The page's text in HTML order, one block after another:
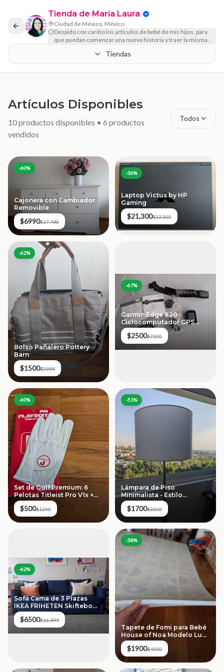
Tienda de María Laura
Ciudad de México, México
Despido con cariño los artículos de bebé de mis hijos, para
que puedan comenzar una nueva historia y traer la misma
Tiendas
Artículos Disponibles
10productos disponibles • 6 productos
vendidos
Todos
-60%
Cajonera con Cambiador
Removible
$6990$17,490
-36%
Laptop Victus by HP
Gaming
$21,300$33,500
-62%
Bolso Pañalero Pottery
Barn
$1500$3999
-67%
Garmin Edge 820 -
Ciclocomputador GPS
Profesional
$2500$7500
-60%
Set de Golf Premium: 6
Pelotas Titleist Pro V1x +
Guante Cabretta Leather
$500$1250
-51%
Lámpara de Piso
Minimalista - Estilo
Contemporáneo (Pre-
loved)
$1700$3500
-62%
Sofá Cama de 3 Plazas
IKEA FRIHETEN Skiftebo
Azul
$6500$16,999
-58%
Tapete de Fomi para Bebé
House of Noa Modelo Luna
Sandstone (16 Bloques)
$1900$4500